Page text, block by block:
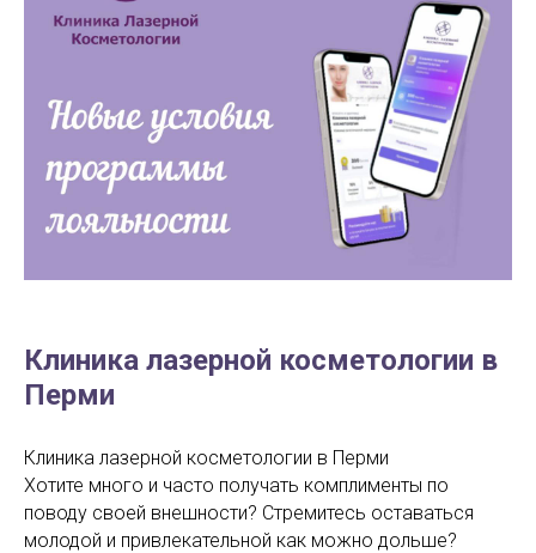
Клиника лазерной косметологии в
Перми
Клиника лазерной косметологии в Перми
Хотите много и часто получать комплименты по
поводу своей внешности? Стремитесь оставаться
молодой и привлекательной как можно дольше?